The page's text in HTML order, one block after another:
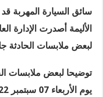
سائق السيارة المهربة
الأليمة أصدرت الإدارة
لبعض ملابسات الحادثة
توضيحا لبعض ملابسات